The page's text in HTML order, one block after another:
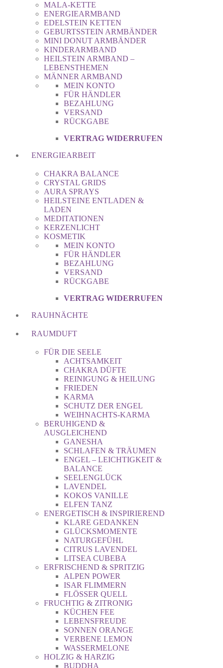
MALA-KETTE
ENERGIEARMBAND
EDELSTEIN KETTEN
GEBURTSSTEIN ARMBÄNDER
MINI DONUT ARMBÄNDER
KINDERARMBAND
HEILSTEIN ARMBAND –
LEBENSTHEMEN
MÄNNER ARMBAND
MEIN KONTO
FÜR HÄNDLER
BEZAHLUNG
VERSAND
RÜCKGABE
VERTRAG WIDERRUFEN
ENERGIEARBEIT
CHAKRA BALANCE
CRYSTAL GRIDS
AURA SPRAYS
HEILSTEINE ENTLADEN &
LADEN
MEDITATIONEN
KERZENLICHT
KOSMETIK
MEIN KONTO
FÜR HÄNDLER
BEZAHLUNG
VERSAND
RÜCKGABE
VERTRAG WIDERRUFEN
RAUHNÄCHTE
RAUMDUFT
FÜR DIE SEELE
ACHTSAMKEIT
CHAKRA DÜFTE
REINIGUNG & HEILUNG
FRIEDEN
KARMA
SCHUTZ DER ENGEL
WEIHNACHTS-KARMA
BERUHIGEND &
AUSGLEICHEND
GANESHA
SCHLAFEN & TRÄUMEN
ENGEL – LEICHTIGKEIT &
BALANCE
SEELENGLÜCK
LAVENDEL
KOKOS VANILLE
ELFEN TANZ
ENERGETISCH & INSPIRIEREND
KLARE GEDANKEN
GLÜCKSMOMENTE
NATURGEFÜHL
CITRUS LAVENDEL
LITSEA CUBEBA
ERFRISCHEND & SPRITZIG
ALPEN POWER
ISAR FLIMMERN
FLÖSSER QUELL
FRUCHTIG & ZITRONIG
KÜCHEN FEE
LEBENSFREUDE
SONNEN ORANGE
VERBENE LEMON
WASSERMELONE
HOLZIG & HARZIG
BUDDHA